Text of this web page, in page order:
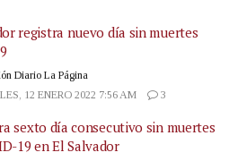
registra nuevo día sin muertes
Diario La Página
12 ENERO 2022 7:56 AM
3
sexto día consecutivo sin muertes
19 en El Salvador